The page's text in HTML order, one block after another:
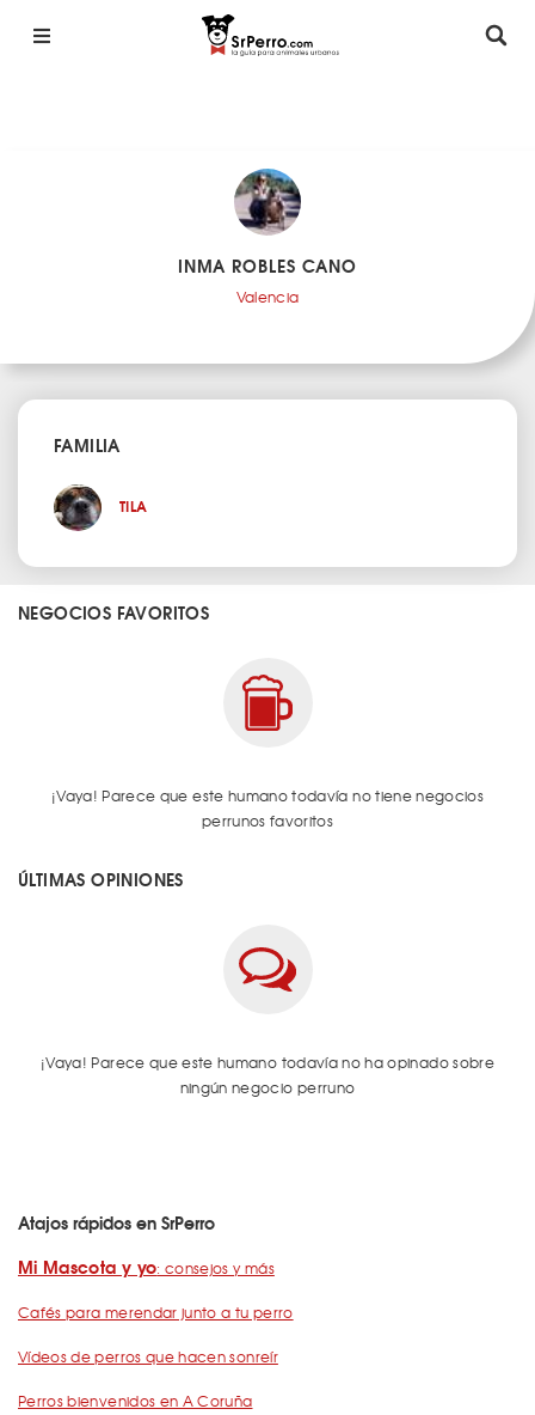
INMA ROBLES CANO
Valencia
FAMILIA
TILA
NEGOCIOS FAVORITOS
¡Vaya! Parece que este humano todavía no tiene negocios
perrunos favoritos
ÚLTIMAS OPINIONES
¡Vaya! Parece que este humano todavía no ha opinado sobre
ningún negocio perruno
Atajos rápidos en SrPerro
Mi Mascota y yo: consejos y más
Cafés para merendar junto a tu perro
Vídeos de perros que hacen sonreír
Perros bienvenidos en A Coruña